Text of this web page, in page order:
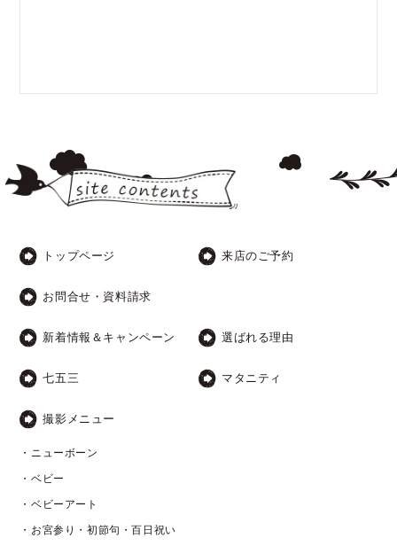
トップページ 来店のご予約
お問合せ・資料請求
新着情報＆キャンペーン 選ばれる理由
七五三 マタニティ
撮影メニュー
・ニューボーン
・ベビー
・ベビーアート
・お宮参り・初節句・百日祝い